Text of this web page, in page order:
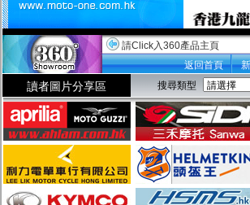
請Click入360產品主頁
返回首頁
讀者圖片分享區 搜尋類型